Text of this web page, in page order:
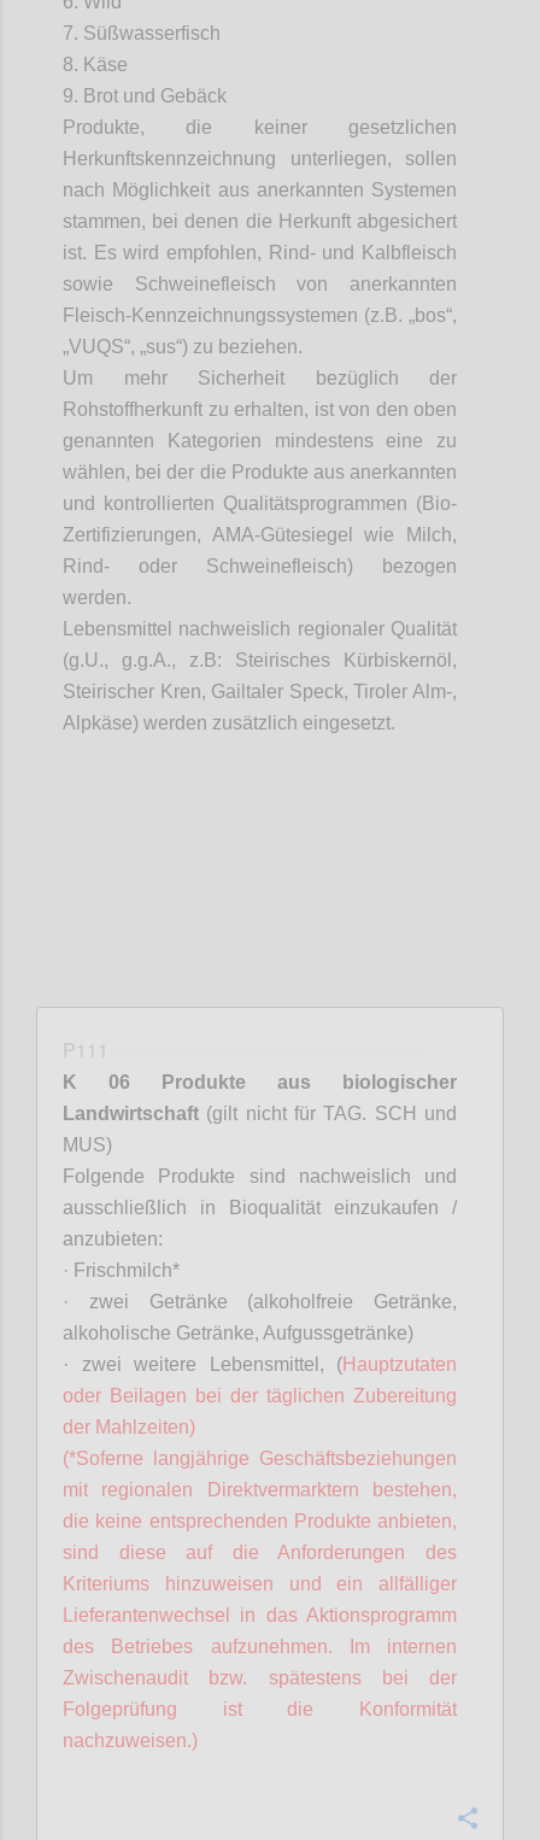
7. Süßwasserfisch
8. Käse
9. Brot und Gebäck
Produkte, die keiner gesetzlichen
Herkunftskennzeichnung unterliegen, sollen
nach Möglichkeit aus anerkannten Systemen
stammen, bei denen die Herkunft abgesichert
ist. Es wird empfohlen, Rind- und Kalbfleisch
sowie Schweinefleisch von anerkannten
Fleisch-Kennzeichnungssystemen (z.B. „bos“,
„VUQS“, „sus“) zu beziehen.
Um mehr Sicherheit bezüglich der
Rohstoffherkunft zu erhalten, ist von den oben
genannten Kategorien mindestens eine zu
wählen, bei der die Produkte aus anerkannten
und kontrollierten Qualitätsprogrammen (Bio-
Zertifizierungen, AMA-Gütesiegel wie Milch,
Rind- oder Schweinefleisch) bezogen
werden.
Lebensmittel nachweislich regionaler Qualität
(g.U., g.g.A., z.B: Steirisches Kürbiskernöl,
Steirischer Kren, Gailtaler Speck, Tiroler Alm-,
Alpkäse) werden zusätzlich eingesetzt.
P111
K 06 Produkte aus biologischer
Landwirtschaft (gilt nicht für TAG. SCH und
MUS)
Folgende Produkte sind nachweislich und
ausschließlich in Bioqualität einzukaufen /
anzubieten:
· Frischmilch*
· zwei Getränke (alkoholfreie Getränke,
alkoholische Getränke, Aufgussgetränke)
· zwei weitere Lebensmittel, (Hauptzutaten
oder Beilagen bei der täglichen Zubereitung
der Mahlzeiten)
(*Soferne langjährige Geschäftsbeziehungen
mit regionalen
Direktvermarktern bestehen,
die keine entsprechenden Produkte anbieten,
sind diese auf die Anforderungen des
Kriteriums hinzuweisen und ein allfälliger
Lieferantenwechsel in das Aktionsprogramm
des Betriebes aufzunehmen. Im internen
Zwischenaudit bzw. spätestens bei der
Folgeprüfung ist die Konformität
nachzuweisen.)